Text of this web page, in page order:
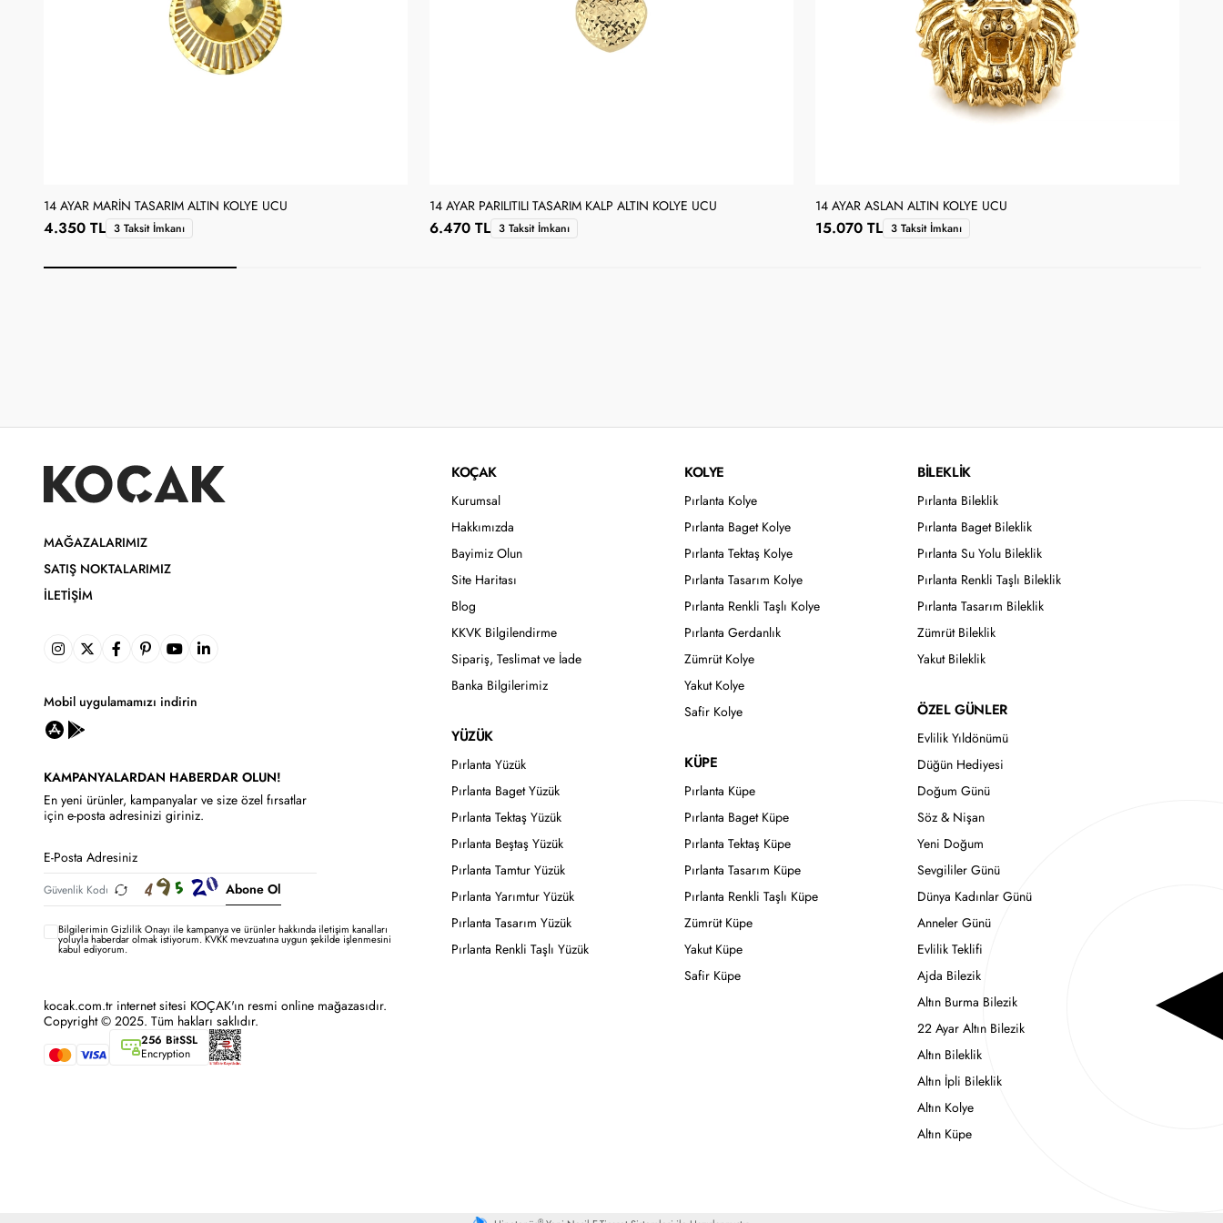
14 AYAR MARIN TASARIM ALTIN KOLYE UCU
4.350 TL 3 Taksit İmkanı
14 AYAR PARILITILI TASARIM KALP ALTIN KOLYE UCU
6.470 TL 3 Taksit İmkanı
14 AYAR ASLAN ALTIN KOLYE UCU
15.070 TL 3 Taksit İmkanı
MAĞAZALARIMIZ
SATIŞ NOKTALARIMIZ
İLETIŞIM
Mobil uygulamamızı indirin
KAMPANYALARDAN HABERDAR OLUN!
En yeni ürünler, kampanyalar ve size özel fırsatlar
için e-posta adresinizi giriniz.
Abone Ol
Bilgilerimin Gizlilik Onayı ile kampanya ve ürünler hakkında iletişim kanalları
yoluyla haberdar olmak istiyorum.KVKK mevzuatına uygun şekilde işlenmesini
kabul ediyorum.
kocak.com.tr internet sitesi KOÇAK'ın resmi online mağazasıdır.
Copyright © 2025. Tüm hakları saklıdır.
256 BitSSL
Encryption
KOÇAK
Kurumsal
Hakkımızda
Bayimiz Olun
Site Haritası
Blog
KKVK Bilgilendirme
Sipariş, Teslimat ve İade
Banka Bilgilerimiz
YÜZÜK
Pırlanta Yüzük
Pırlanta Baget Yüzük
Pırlanta Tektaş Yüzük
Pırlanta Beştaş Yüzük
Pırlanta Tamtur Yüzük
Pırlanta Yarımtur Yüzük
Pırlanta Tasarım Yüzük
Pırlanta Renkli Taşlı Yüzük
KOLYE
Pırlanta Kolye
Pırlanta Baget Kolye
Pırlanta Tektaş Kolye
Pırlanta Tasarım Kolye
Pırlanta Renkli Taşlı Kolye
Pırlanta Gerdanlık
Zümrüt Kolye
Yakut Kolye
Safir Kolye
KÜPE
Pırlanta Küpe
Pırlanta Baget Küpe
Pırlanta Tektaş Küpe
Pırlanta Tasarım Küpe
Pırlanta Renkli Taşlı Küpe
Zümrüt Küpe
Yakut Küpe
Safir Küpe
BİLEKLİK
Pırlanta Bileklik
Pırlanta Baget Bileklik
Pırlanta Su Yolu Bileklik
Pırlanta Renkli Taşlı Bileklik
Pırlanta Tasarım Bileklik
Zümrüt Bileklik
Yakut Bileklik
ÖZEL GÜNLER
Evlilik Yıldönümü
Düğün Hediyesi
Doğum Günü
Söz & Nişan
Yeni Doğum
Sevgililer Günü
Dünya Kadınlar Günü
Anneler Günü
Evlilik Teklifi
Ajda Bilezik
Altın Burma Bilezik
22 Ayar Altın Bilezik
Altın Bileklik
Altın İpli Bileklik
Altın Kolye
Altın Küpe